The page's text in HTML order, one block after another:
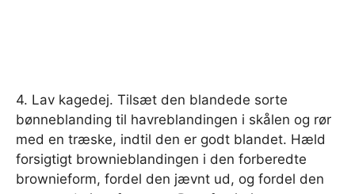
4. Lav kagedej. Tilsæt den blandede sorte
bønneblanding til havreblandingen i skålen og rør
med en træske, indtil den er godt blandet. Hæld
forsigtigt brownieblandingen i den forberedte
brownieform, fordel den jævnt ud, og fordel den